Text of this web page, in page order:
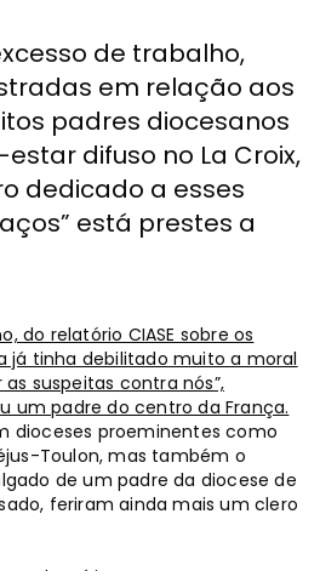
de trabalho,
em relação aos
padres diocesanos
difuso no La Croix,
dedicado a esses
está prestes a
do relatório CIASE sobre os
já tinha debilitado muito a moral
suspeitas contra nós”,
um padre do centro da França.
dioceses proeminentes como
Toulon, mas também o
de um padre da diocese de
feriram ainda mais um clero